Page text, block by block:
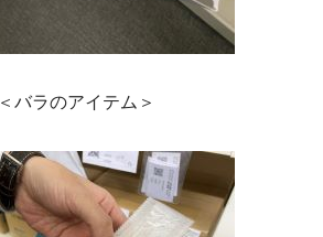
＜バラのアイテム＞